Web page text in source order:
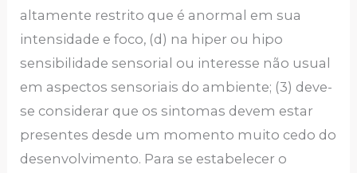
altamente restrito que é anormal em sua
intensidade e foco, (d) na hiper ou hipo
sensibilidade sensorial ou interesse não usual
em aspectos sensoriais do ambiente; (3) deve-
se considerar que os sintomas devem estar
presentes desde um momento muito cedo do
desenvolvimento. Para se estabelecer o